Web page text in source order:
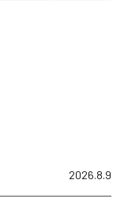
2026.8.9